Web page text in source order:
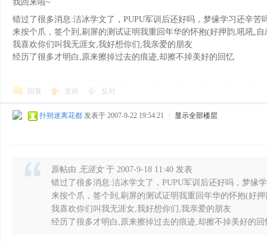
错过了很多消息:洁冰学文了，PUPU军训后还好吗，梦缘学习还辛苦
来按个爪，签个到,刷屏的测试证明我重回年华的怀抱(好押韵,吼吼,自
我喜欢你们叫我无涯女,我好想你们,我亲爱的朋友
经历了很多才明白,原来擦掉过去的痕迹,却擦不掉美好的回忆
回复 支持 反对
扑朔迷离花都 发表于 2007-9-22 19:54:21 显示全部楼层
原帖由 无涯女于 2007-9-18 11:40 发表
错过了很多消息:洁冰学文了，PUPU军训后还好吗，梦缘
来按个爪，签个到,刷屏的测试证明我重回年华的怀抱(好
我喜欢你们叫我无涯女,我好想你们,我亲爱的朋友
经历了很多才明白,原来擦掉过去的痕迹,却擦不掉美好的回